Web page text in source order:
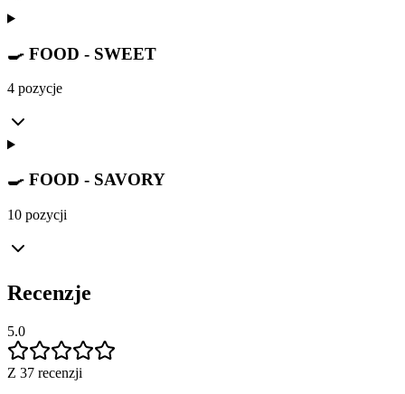
🍳 FOOD - SWEET
4 pozycje
🍳 FOOD - SAVORY
10 pozycji
Recenzje
5.0
Z 37 recenzji